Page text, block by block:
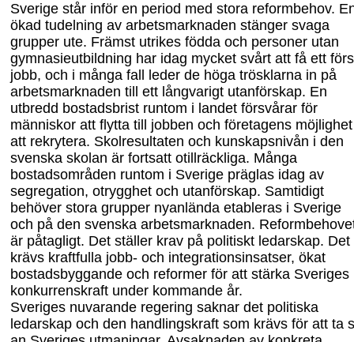
Sverige står inför en period med stora reformbehov.
ökad tudelning av arbetsmarknaden stänger svaga
grupper ute. Främst utrikes födda och personer utan
gymnasieutbildning har idag mycket svårt att få ett
jobb, och i många fall leder de höga trösklarna in på
arbetsmarknaden till ett långvarigt utanförskap. En
utbredd bostadsbrist runtom i landet försvårar för
människor att flytta till jobben och företagens möjlighet
att rekrytera. Skolresultaten och kunskapsnivån i den
svenska skolan är fortsatt otillräckliga. Många
bostadsområden runtom i Sverige präglas idag av
segregation, otrygghet och utanförskap. Samtidigt
behöver stora grupper nyanlända etableras i Sverige
och på den svenska arbetsmarknaden.
är påtagligt. Det ställer krav på politiskt ledarskap. Det
krävs kraftfulla jobb- och integrationsinsatser, ökat
bostadsbyggande och reformer för att stärka Sveriges
konkurrenskraft under kommande år.
Sveriges nuvarande regering saknar det politiska
ledarskap och den handlingskraft som krävs för att ta